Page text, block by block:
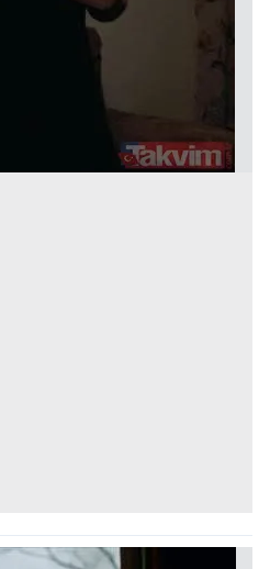
kullanılan çerezlerle ilgili bilgi